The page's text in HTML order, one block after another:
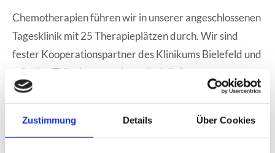
Zustimmung Details Über Cookies
We offer support for our customers
Mon - Fri 8:00am - 5:00pm(GMT +1)
Get in touch
Cybersteel Inc.
Chemotherapien führen wir in unserer angeschlossenen
Tagesklinik mit 25 Therapieplätzen durch. Wir sind
fester Kooperationspartner des Klinikums Bielefeld und
ständige Teilnehmer am interdisziplinären
onkologischen Arbeitskreis sowie am
Zudem nehmen wir als Träger der Studiengesellschaft